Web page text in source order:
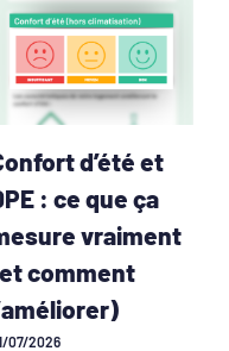
d’été et
: ce que ça
vraiment
comment
07/2026